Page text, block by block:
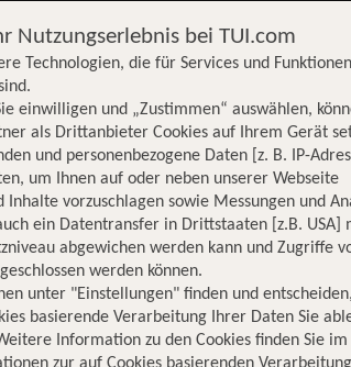
Nutzungserlebnis bei TUI.com
Technologien, die für Services und
einwilligen und „Zustimmen“ auswählen,
als Drittanbieter Cookies auf Ihrem Gerät
und personenbezogene Daten [z. B. IP-
um Ihnen auf oder neben unserer Webseite
vorzuschlagen sowie Messungen und
ein Datentransfer in Drittstaaten [z.B. USA]
abgewichen werden kann und Zugriffe
werden können.
unter "Einstellungen" finden und
basierende Verarbeitung Ihrer Daten Sie
Information zu den Cookies finden Sie im